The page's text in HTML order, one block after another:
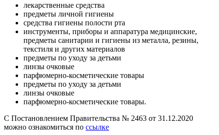
лекарственные средства
предметы личной гигиены
средства гигиены полости рта
инструменты, приборы и аппаратура медицинские,
предметы санитарии и гигиены из металла, резины,
текстиля и других материалов
предметы по уходу за детьми
линзы очковые
парфюмерно-косметические товары
предметы по уходу за детьми
линзы очковые
парфюмерно-косметические товары.
С Постановлением Правительства № 2463 от 31.12.2020
можно ознакомиться по ссылке